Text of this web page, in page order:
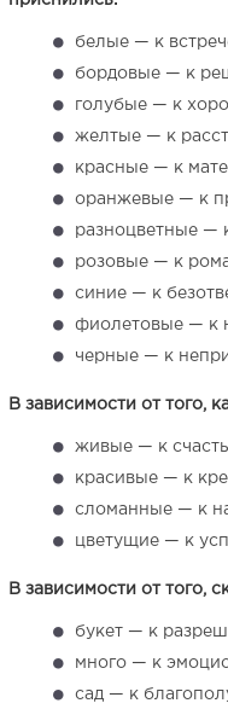
белые — к
бордовые — к
голубые — к
желтые — к
красные — к
оранжевые — к
разноцветные —
розовые — к
синие — к
фиолетовые — к
черные — к
В зависимости от того,
живые — к
красивые — к
сломанные — к
цветущие — к
В зависимости от того,
букет — к
много — к
сад — к